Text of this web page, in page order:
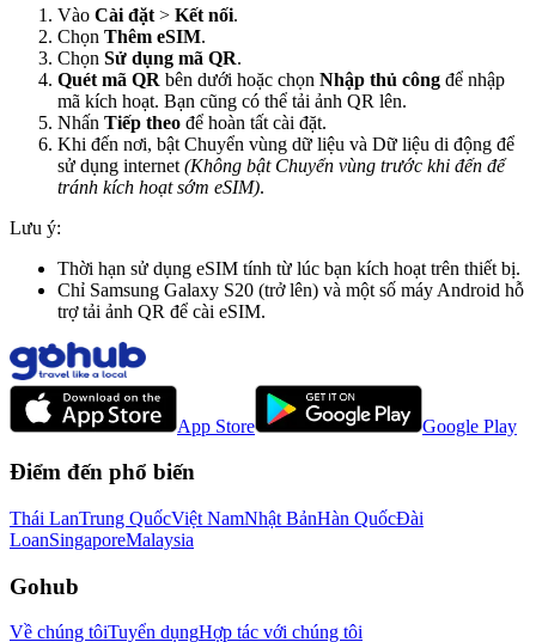
Vào Cài đặt > Kết nối.
Chọn Thêm eSIM.
Chọn Sử dụng mã QR.
Quét mã QR bên dưới hoặc chọn Nhập thủ công để nhập
mã kích hoạt. Bạn cũng có thể tải ảnh QR lên.
Nhấn Tiếp theo để hoàn tất cài đặt.
Khi đến nơi, bật Chuyển vùng dữ liệu và Dữ liệu di động để
sử dụng internet (Không bật Chuyển vùng trước khi đến để
tránh kích hoạt sớm eSIM).
Lưu ý:
Thời hạn sử dụng eSIM tính từ lúc bạn kích hoạt trên thiết bị.
Chỉ Samsung Galaxy S20 (trở lên) và một số máy Android hỗ
trợ tải ảnh QR để cài eSIM.
App Store Google Play
Điểm đến phổ biến
Thái LanTrung QuốcViệt NamNhật BảnHàn QuốcĐài
LoanSingaporeMalaysia
Gohub
Về chúng tôiTuyển dụngHợp tác với chúng tôi